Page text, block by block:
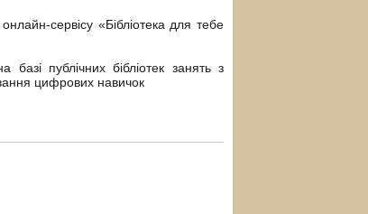
сервісу «Бібліотека для тебе
базі публічних бібліотек занять з
цифрових навичок